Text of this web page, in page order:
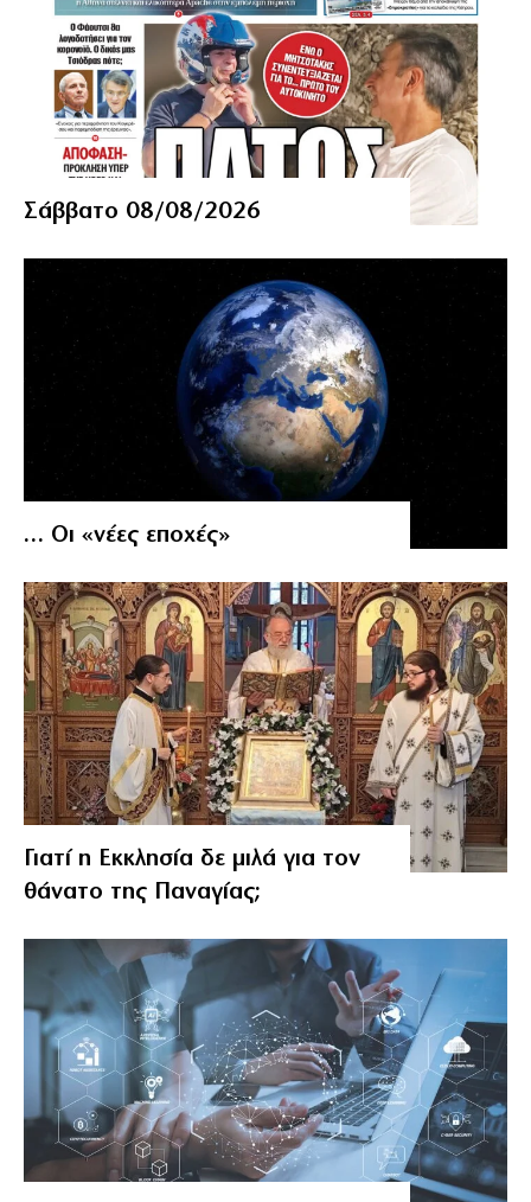
Σάββατο 08/08/2026
… Οι «νέες εποχές»
Γιατί η Εκκλησία δε μιλά για τον
θάνατο της Παναγίας;